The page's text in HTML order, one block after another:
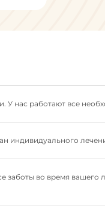
У нас работают все
индивидуального
заботы во время вашего